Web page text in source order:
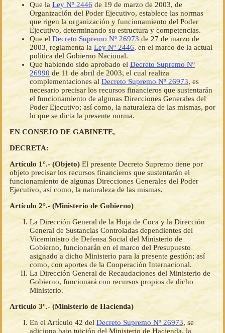
Que la Ley Nº 2446 de 19 de marzo de 2003, de
Organización del Poder Ejecutivo, establece las normas
que rigen la organización y funcionamiento del Poder
Ejecutivo, determinando su estructura y competencias.
Que el Decreto Supremo Nº 26973 de 27 de marzo de
2003, reglamenta la Ley Nº 2446, en el marco de la actual
política del Gobierno Nacional.
Que habiendo sido aprobado el Decreto Supremo Nº
26990 de 11 de abril de 2003, el cual realiza
complementaciones al Decreto Supremo Nº 26973, es
necesario precisar los recursos financieros que sustentarán
el funcionamiento de algunas Direcciones Generales del
Poder Ejecutivo; así como, la naturaleza de las mismas, por
lo que se dicta la presente norma.
EN CONSEJO DE GABINETE,
DECRETA:
Artículo 1°.- (Objeto) El presente Decreto Supremo tiene por
objeto precisar los recursos financieros que sustentarán el
funcionamiento de algunas Direcciones Generales del Poder
Ejecutivo, así como, la naturaleza de las mismas.
Artículo 2°.- (Ministerio de Gobierno)
La Dirección General de la Hoja de Coca y la Dirección
General de Sustancias Controladas dependientes del
Viceministro de Defensa Social del Ministerio de
Gobierno, funcionarán en el marco del Presupuesto
asignado a dicho Ministerio para la presente gestión; así
como, con aportes de la Cooperación Internacional.
La Dirección General de Recaudaciones del Ministerio de
Gobierno, funcionará con recursos propios de dicho
Ministerio.
Artículo 3°.- (Ministerio de Hacienda)
En el Artículo 42 del Decreto Supremo Nº 26973, se
adiciona bajo tuición del Ministerio de Hacienda, la